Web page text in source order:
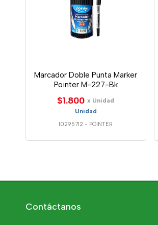
Marcador Doble Punta Marker
Pointer M-227-Bk
$1.800 x Unidad
Unidad
10295712 - POINTER
Contáctanos